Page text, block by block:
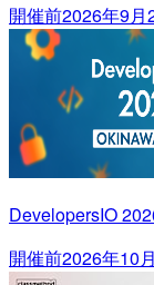
開催前2026年9月
DevelopersIO
開催前2026年10